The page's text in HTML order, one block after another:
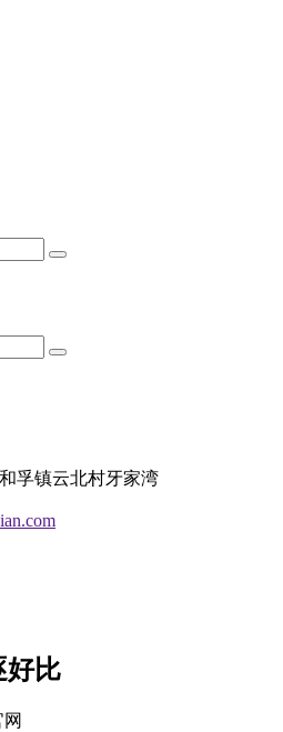
孚镇云北村牙家湾
好比